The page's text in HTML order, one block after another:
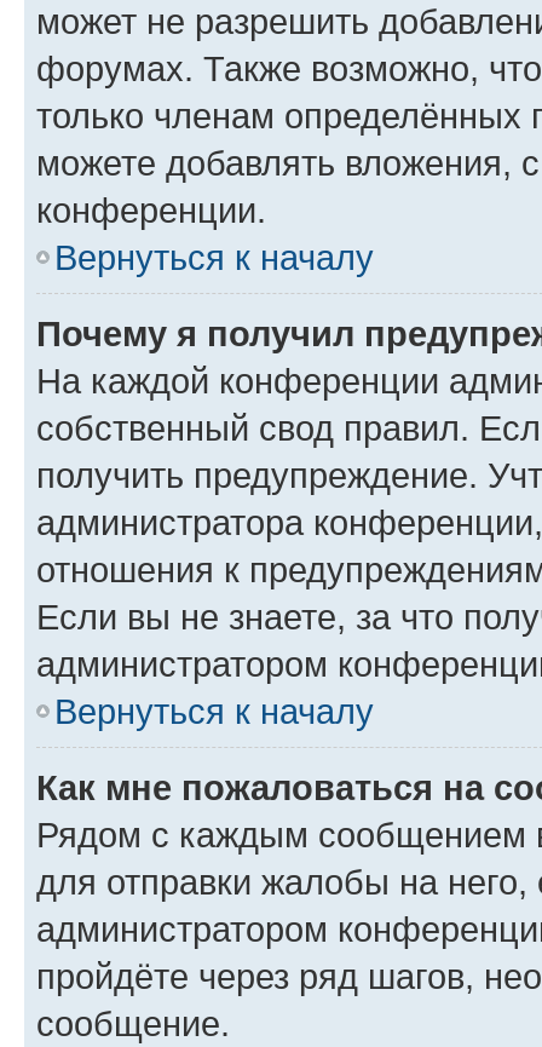
может не разрешить
форумах. Также возможно,
только членам определённых
можете добавлять вложения,
конференции.
Вернуться к началу
Почему я получил
На каждой конференции
собственный свод правил.
получить предупреждение.
администратора
отношения к
Если вы не знаете, за что
администратором
Вернуться к началу
Как мне пожаловаться на
Рядом с каждым сообщением
для отправки жалобы на
администратором
пройдёте через ряд шагов,
сообщение.